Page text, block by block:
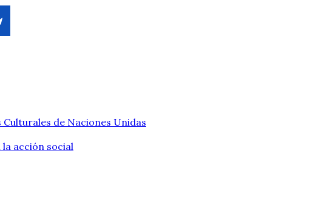
de Naciones Unidas
acción social